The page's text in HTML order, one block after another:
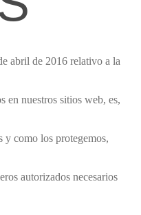
abril de 2016 relativo a la
en nuestros sitios web, es,
y como los protegemos,
autorizados necesarios